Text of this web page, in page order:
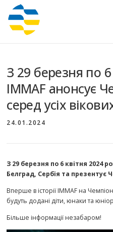
Перейти
вмісту
З 29 березня по
IMMAF анонсує
серед усіх
24.01.2024
З 29 березня по 6 квітня 2024
Белград, Сербія та презентує
Вперше в історії IMMAF на
будуть додані діти, юнаки та
Більше інформації незабаром!